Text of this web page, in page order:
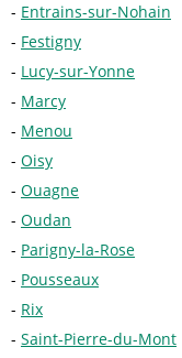
Entrains-sur-Nohain
Festigny
Lucy-sur-Yonne
Marcy
Menou
Oisy
Ouagne
Oudan
Parigny-la-Rose
Pousseaux
Rix
Saint-Pierre-du-Mont